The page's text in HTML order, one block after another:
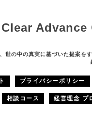
Clear
の中の真実に基づいた提案
プライバシーポリシー
相談コース 経営理念 プ